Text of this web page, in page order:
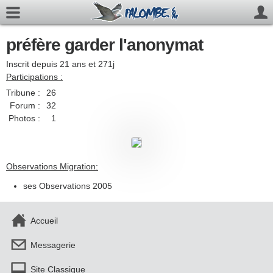
préfère garder l'anonymat
Inscrit depuis 21 ans et 271j
Participations :
Tribune :
26
Forum :
32
Photos :
1
Observations Migration:
ses Observations 2005
Accueil
Messagerie
Site Classique